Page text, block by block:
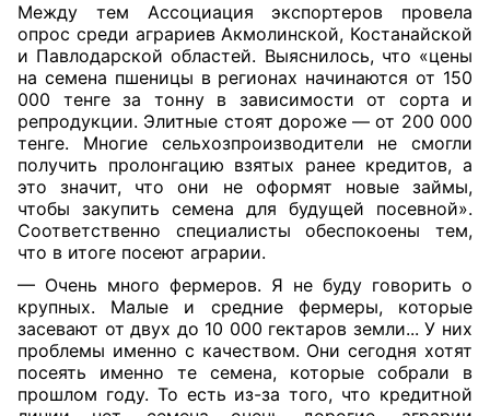
Между тем Ассоциация экспортеров провела
опрос среди аграриев Акмолинской, Костанайской
и Павлодарской областей. Выяснилось, что «цены
на семена пшеницы в регионах начинаются от 150
000 тенге за тонну в зависимости от сорта и
репродукции. Элитные стоят дороже — от 200 000
тенге. Многие сельхозпроизводители не смогли
получить пролонгацию взятых ранее кредитов, а
это значит, что они не оформят новые займы,
чтобы закупить семена для будущей посевной».
Соответственно специалисты обеспокоены тем,
что в итоге посеют аграрии.
— Очень много фермеров. Я не буду говорить о
крупных. Малые и средние фермеры, которые
засевают от двух до 10 000 гектаров земли... У них
проблемы именно с качеством. Они сегодня хотят
посеять именно те семена, которые собрали в
прошлом году. То есть из-за того, что кредитной